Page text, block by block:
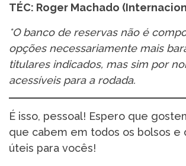
TÉC: Roger Machado
*O banco de reservas não é
opções necessariamente mais
titulares indicados, mas sim por
acessíveis para a rodada.
É isso, pessoal! Espero que
que cabem em todos os bolsos e
úteis para vocês!